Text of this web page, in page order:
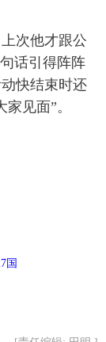
次他才跟公
话引得阵阵
快结束时还
见面”。
国